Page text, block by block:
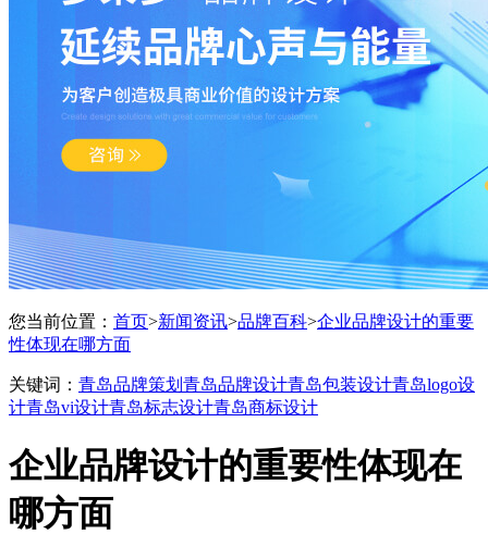
您当前位置： 首页>新闻资讯>品牌百科>企业品牌设计的重要
性体现在哪方面
关键词： 青岛品牌策划 青岛品牌设计青岛包装设计青岛logo设
计青岛vi设计青岛标志设计青岛商标设计
企业品牌设计的重要性体现在
哪方面